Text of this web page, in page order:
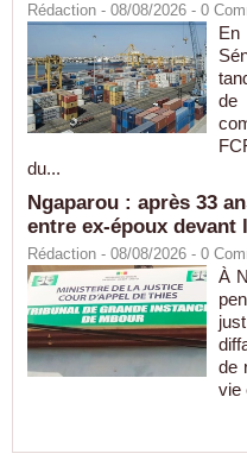
Rédaction - 08/08/2026 - 0
du...
Ngaparou : après 33
entre ex-époux devant
Rédaction - 08/08/2026 - 0
À
de
vie